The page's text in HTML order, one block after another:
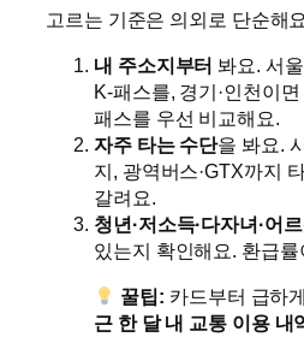
고르는 기준은 의외로 단순해
내 주소지부터 봐요. 서
K-패스를, 경기·인천이
패스를 우선 비교해요.
자주 타는 수단을 봐요.
지, 광역버스·GTX까지
갈려요.
청년·저소득·다자녀·어
있는지 확인해요. 환급
꿀팁: 카드부터 급하
근 한 달 내 교통 이용 내